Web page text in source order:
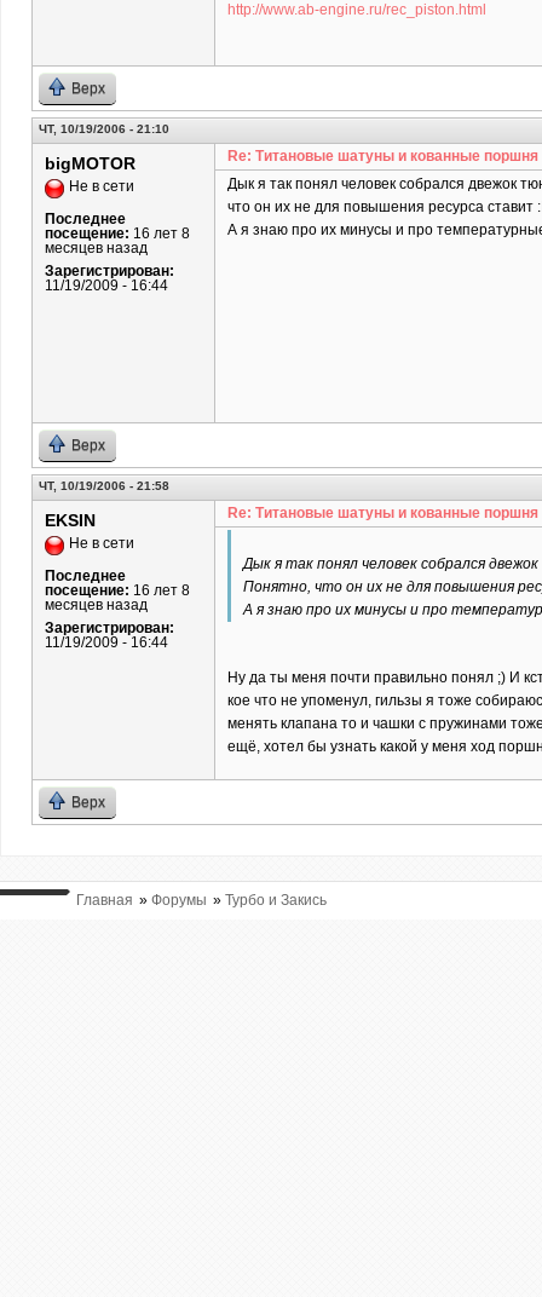
http://www.ab-engine.ru/rec_piston.html
Верх
ЧТ, 10/19/2006 - 21:10
bigMOTOR
Не в сети
Последнее
посещение: 16 лет 8
месяцев назад
Зарегистрирован:
11/19/2009 - 16:44
Re: Титановые шатуны и кованные поршня
Дык я так понял человек собрался двежок
что он их не для повышения ресурса ставит
А я знаю про их минусы и про
Верх
ЧТ, 10/19/2006 - 21:58
EKSIN
Не в сети
Последнее
посещение: 16 лет 8
месяцев назад
Зарегистрирован:
11/19/2009 - 16:44
Re: Титановые шатуны и кованные поршня
Дык я так понял человек собрался
Понятно, что он их не для повышения
А я знаю про их минусы и про
Ну да ты меня почти правильно понял ;) И
кое что не упоменул, гильзы я тоже
менять клапана то и чашки с пружинами
ещё, хотел бы узнать какой у меня ход
Верх
Главная » Форумы » Турбо и Закись